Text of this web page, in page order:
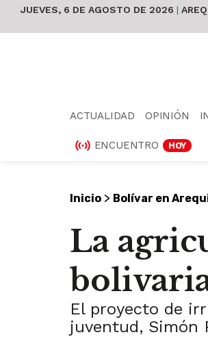
JUEVES, 6 DE AGOSTO DE 2026 |
ACTUALIDAD OPINIÓN
ENCUENTRO HOY
Inicio > Bolívar en
La
El proyecto de
juventud, Simón